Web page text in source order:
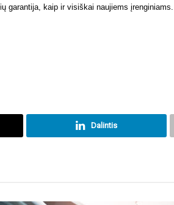
garantija, kaip ir visiškai naujiems įrenginiams.
Dalintis